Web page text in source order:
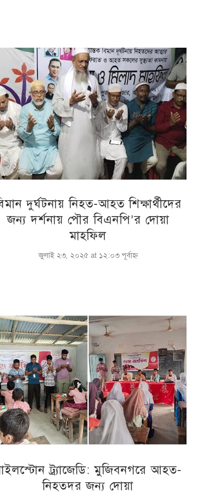
দুর্ঘটনায় নিহত-আহত শিক্ষার্থীদের
জন্য দর্শনায় পৌর বিএনপি’র দোয়া
মাহফিল
জুলাই ২৩, ২০২৫ at ১২:০৩ পূর্বাহ্ণ
ট্র্যাজেডি: মুজিবনগরে আহত-
নিহতদর জন্য দোয়া